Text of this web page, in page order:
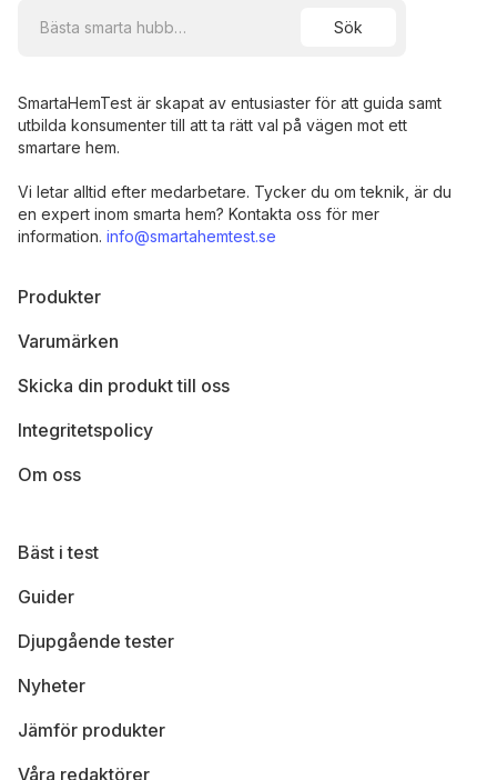
Bäst i test
Guider
Djupgående tester
Nyheter
Jämför produkter
Våra redaktörer
Produkter
Varumärken
Skicka din produkt till oss
Integritetspolicy
Om oss
SmartaHemTest är skapat av entusiaster för att guida samt
utbilda konsumenter till att ta rätt val på vägen mot ett
smartare hem.
Vi letar alltid efter medarbetare. Tycker du om teknik, är du
en expert inom smarta hem? Kontakta oss för mer
information. info@smartahemtest.se